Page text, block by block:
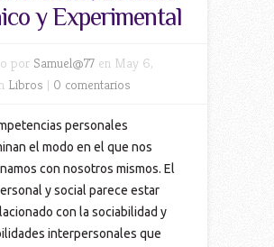
y Experimental
por Samuel@77 en May 6,
Libros | 0 comentarios
personales
el modo en el que nos
con nosotros mismos. El
y social parece estar
con la sociabilidad y
interpersonales que